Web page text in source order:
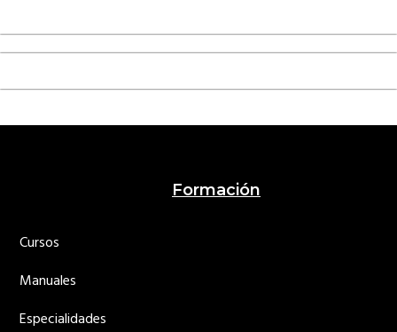
Footer
Formación
Cursos
Manuales
Especialidades